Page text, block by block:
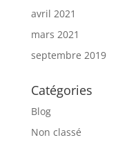
avril 2021
mars 2021
septembre 2019
Catégories
Blog
Non classé